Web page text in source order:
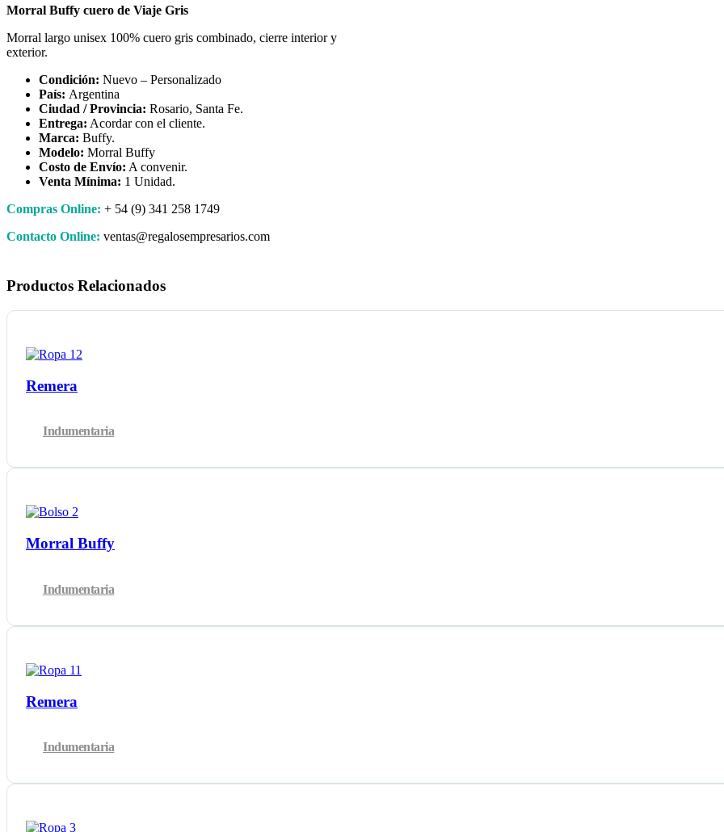
Morral Buffy cuero de Viaje Gris
Morral largo unisex 100% cuero gris combinado, cierre interior y
exterior.
Condición: Nuevo – Personalizado
País: Argentina
Ciudad / Provincia: Rosario, Santa Fe.
Entrega: Acordar con el cliente.
Marca: Buffy.
Modelo: Morral Buffy
Costo de Envío: A convenir.
Venta Mínima: 1 Unidad.
Compras Online: + 54 (9) 341 258 1749
Contacto Online: ventas@regalosempresarios.com
Productos Relacionados
Remera
Indumentaria
Morral Buffy
Indumentaria
Remera
Indumentaria